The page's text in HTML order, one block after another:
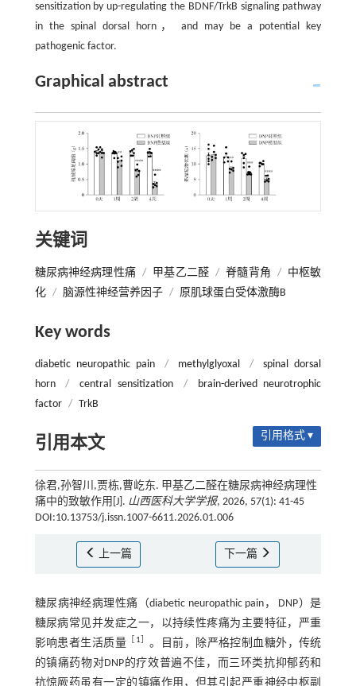
sensitization by up-regulating the BDNF/TrkB signaling pathway
in the spinal dorsal horn， and may be a potential key
pathogenic factor.
Graphical abstract
关键词
糖尿病神经病理性痛 / 甲基乙二醛 / 脊髓背角 / 中枢敏
化 / 脑源性神经营养因子 / 原肌球蛋白受体激酶B
Key words
diabetic neuropathic pain / methylglyoxal /
spinal dorsal
horn
/ central sensitization /
brain-derived neurotrophic
factor / TrkB
引用本文 引用格式 ▾
徐君,孙智川,贾栋,曹屹东. 甲基乙二醛在糖尿病神经病理性
痛中的致敏作用[J]. 山西医科大学学报, 2026, 57(1): 41-45
DOI:10.13753/j.issn.1007-6611.2026.01.006
上一篇 下一篇
糖尿病神经病理性痛（diabetic neuropathic pain， DNP）是
糖尿病常见并发症之一，以持续性疼痛为主要特征，严重
影响患者生活质量 ［ 1］ 。目前，除严格控制血糖外，传统
的镇痛药物对DNP的疗效普遍不佳，而三环类抗抑郁药和
抗惊厥药虽有一定的镇痛作用，但其引起严重神经中枢副